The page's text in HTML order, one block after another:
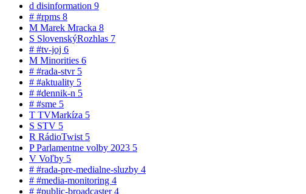
d disinformation 9
# #rpms 8
M Marek Mracka 8
S SlovenskýRozhlas 7
# #tv-joj 6
M Minorities 6
# #rada-stvr 5
# #aktuality 5
# #dennik-n 5
# #sme 5
T TVMarkíza 5
S STV 5
R RádioTwist 5
PParlamentne volby 2023 5
V Voľby 5
# #rada-pre-medialne-sluzby 4
# #media-monitoring 4
# #public-broadcaster4